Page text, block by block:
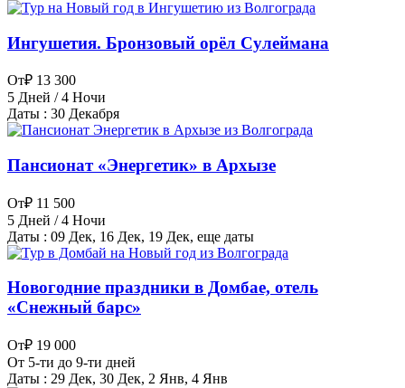
Ингушетия. Бронзовый орёл Сулеймана
От₽ 13 300
5 Дней / 4 Ночи
Даты : 30 Декабря
Пансионат «Энергетик» в Архызе
От₽ 11 500
5 Дней / 4 Ночи
Даты : 09 Дек, 16 Дек, 19 Дек, еще даты
Новогодние праздники в Домбае, отель
«Снежный барс»
От₽ 19 000
От 5-ти до 9-ти дней
Даты : 29 Дек, 30 Дек, 2 Янв, 4 Янв